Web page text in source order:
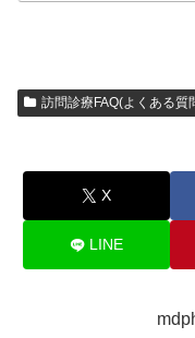
訪問診療FAQ(よくある質
X
LINE